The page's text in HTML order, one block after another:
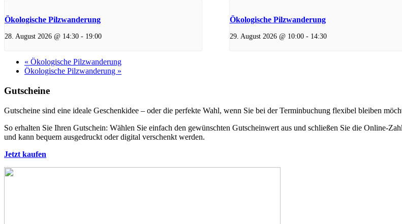
Ökologische Pilzwanderung
28. August 2026 @ 14:30 - 19:00
Ökologische Pilzwanderung
29. August 2026 @ 10:00- 14:30
« Ökologische Pilzwanderung
Ökologische Pilzwanderung »
Gutscheine
Gutscheine sind eine ideale Geschenkidee – oder die perfekte Wahl, wenn Sie bei der Terminbuchung flexibel bleiben
So erhalten Sie Ihren Gutschein: Wählen Sie einfach den gewünschten Gutscheinwert aus und schließen Sie die Online-
und kann bequem ausgedruckt oder digital verschenkt werden.
Jetzt kaufen